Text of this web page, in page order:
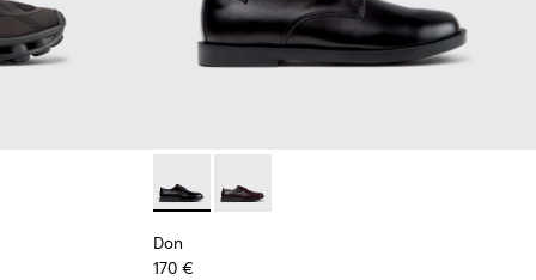
- Zapatos de piel negros para hombre.
negras de materiales técnicos reciclados para
011 - Zapatillas azules de materiales técnicos reciclados para
010
- K101109-007 - Zapatillas marrones de materiales
Don - K101140-001 - Zapatos negros de piel
Don - K101140-003
Don
170 €